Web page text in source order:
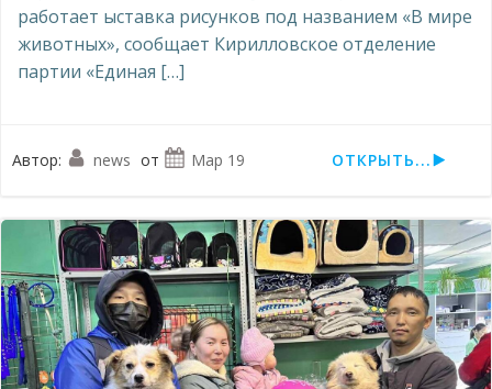
работает ыставка рисунков под названием «В мире
животных», сообщает Кирилловское отделение
партии «Единая […]
Автор: news от Мар 19 ОТКРЫТЬ...